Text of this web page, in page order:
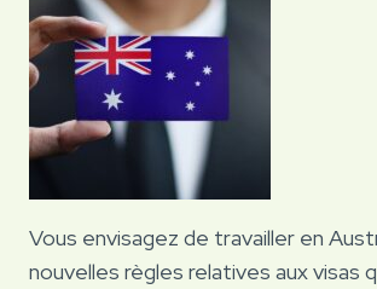
Vous envisagez de travailler en
nouvelles règles relatives aux visas